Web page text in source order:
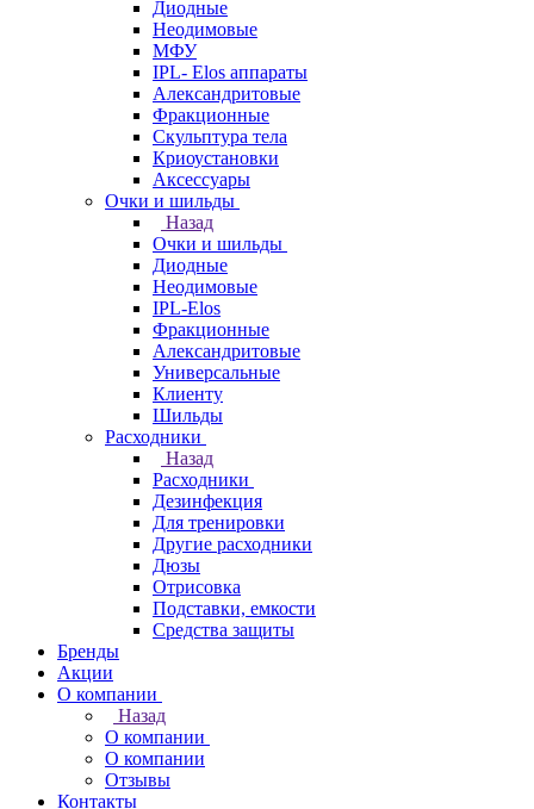
Диодные
Неодимовые
МФУ
IPL- Elos аппараты
Александритовые
Фракционные
Скульптура тела
Криоустановки
Аксессуары
Очки и шильды
Назад
Очки и шильды
Диодные
Неодимовые
IPL-Elos
Фракционные
Александритовые
Универсальные
Клиенту
Шильды
Расходники
Назад
Расходники
Дезинфекция
Для тренировки
Другие расходники
Дюзы
Отрисовка
Подставки, емкости
Средства защиты
Бренды
Акции
О компании
Назад
О компании
О компании
Отзывы
Контакты